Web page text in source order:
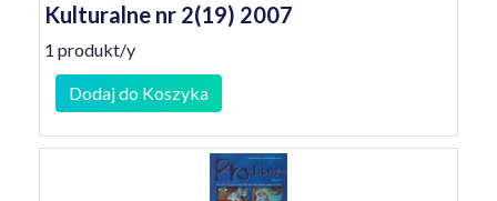
Kulturalne nr 2(19) 2007
1 produkt/y
Dodaj do Koszyka